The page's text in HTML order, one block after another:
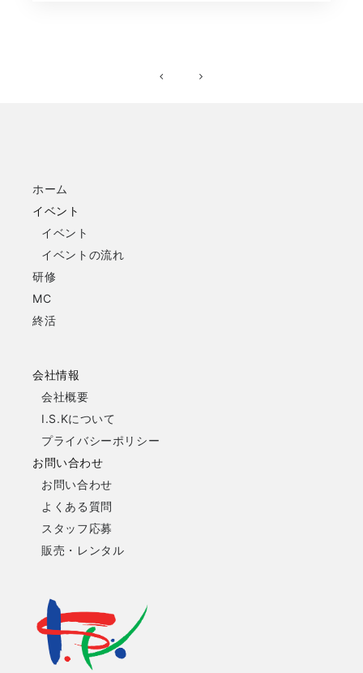
ホーム
イベント
イベント
イベントの流れ
研修
MC
終活
会社情報
会社概要
I.S.Kについて
プライバシーポリシー
お問い合わせ
お問い合わせ
よくある質問
スタッフ応募
販売・レンタル